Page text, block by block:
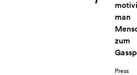
man
zum
Press